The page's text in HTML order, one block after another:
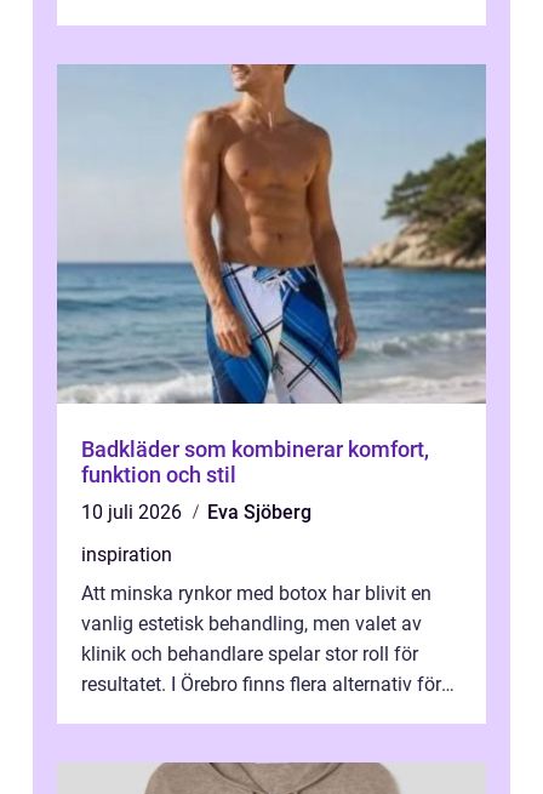
Badkläder som kombinerar komfort,
funktion och stil
10 juli 2026
Eva Sjöberg
inspiration
Att minska rynkor med botox har blivit en
vanlig estetisk behandling, men valet av
klinik och behandlare spelar stor roll för
resultatet. I Örebro finns flera alternativ för